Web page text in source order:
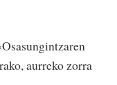
aurreko zorra